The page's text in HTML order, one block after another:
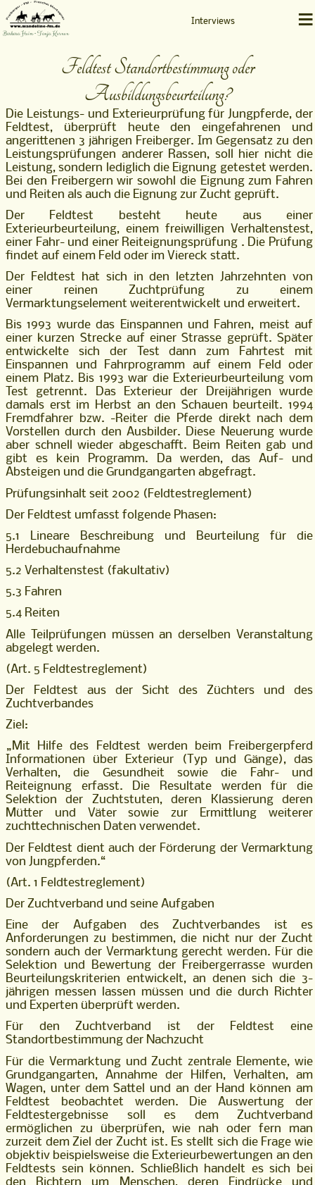
Barbara Heim • Tanja Kernen
Interviews ≡
Feldtest Standortbestimmung oder
Ausbildungsbeurteilung?
Die Leistungs- und Exterieurprüfung für Jungpferde, der
Feldtest, überprüft heute den eingefahrenen und
angerittenen 3 jährigen Freiberger. Im Gegensatz zu den
Leistungsprüfungen anderer Rassen, soll hier nicht die
Leistung, sondern lediglich die Eignung getestet werden.
Bei den Freibergern wir sowohl die Eignung zum Fahren
und Reiten als auch die Eignung zur Zucht geprüft.
Der Feldtest besteht heute aus einer
Exterieurbeurteilung, einem freiwilligen Verhaltenstest,
einer Fahr- und einer Reiteignungsprüfung . Die Prüfung
findet auf einem Feld oder im Viereck statt.
Der Feldtest hat sich in den letzten Jahrzehnten von
einer reinen Zuchtprüfung zu einem
Vermarktungselement weiterentwickelt und erweitert.
Bis 1993 wurde das Einspannen und Fahren, meist auf
einer kurzen Strecke auf einer Strasse geprüft. Später
entwickelte sich der Test dann zum Fahrtest mit
Einspannen und Fahrprogramm auf einem Feld oder
einem Platz. Bis 1993 war die Exterieurbeurteilung vom
Test getrennt. Das Exterieur der Dreijährigen wurde
damals erst im Herbst an den Schauen beurteilt. 1994
Fremdfahrer bzw. -Reiter die Pferde direkt nach dem
Vorstellen durch den Ausbilder. Diese Neuerung wurde
aber schnell wieder abgeschafft. Beim Reiten gab und
gibt es kein Programm. Da werden, das Auf- und
Absteigen und die Grundgangarten abgefragt.
Prüfungsinhalt seit 2002 (Feldtestreglement)
Der Feldtest umfasst folgende Phasen:
5.1 Lineare Beschreibung und Beurteilung für die
Herdebuchaufnahme
5.2 Verhaltenstest (fakultativ)
5.3 Fahren
5.4 Reiten
Alle Teilprüfungen müssen an derselben Veranstaltung
abgelegt werden.
(Art. 5 Feldtestreglement)
Der Feldtest aus der Sicht des Züchters und des
Zuchtverbandes
Ziel:
„Mit Hilfe des Feldtest werden beim Freibergerpferd
Informationen über Exterieur (Typ und Gänge), das
Verhalten, die Gesundheit sowie die Fahr- und
Reiteignung erfasst. Die Resultate werden für die
Selektion der Zuchtstuten, deren Klassierung deren
Mütter und Väter sowie zur Ermittlung weiterer
zuchttechnischen Daten verwendet.
Der Feldtest dient auch der Förderung der Vermarktung
von Jungpferden.“
(Art. 1 Feldtestreglement)
Der Zuchtverband und seine Aufgaben
Eine der Aufgaben des Zuchtverbandes ist es
Anforderungen zu bestimmen, die nicht nur der Zucht
sondern auch der Vermarktung gerecht werden. Für die
Selektion und Bewertung der Freibergerrasse wurden
Beurteilungskriterien entwickelt, an denen sich die 3-
jährigen messen lassen müssen und die durch Richter
und Experten überprüft werden.
Für den Zuchtverband ist der Feldtest eine
Standortbestimmung der Nachzucht
Für die Vermarktung und Zucht zentrale Elemente, wie
Grundgangarten, Annahme der Hilfen, Verhalten, am
Wagen, unter dem Sattel und an der Hand können am
Feldtest beobachtet werden. Die Auswertung der
Feldtestergebnisse soll es dem Zuchtverband
ermöglichen zu überprüfen, wie nah oder fern man
zurzeit dem Ziel der Zucht ist. Es stellt sich die Frage wie
objektiv beispielsweise die Exterieurbewertungen an den
Feldtests sein können. Schließlich handelt es sich bei
den Richtern um Menschen, deren Eindrücke und